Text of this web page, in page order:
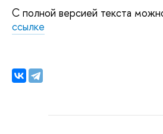
С полной версией текста
ссылке